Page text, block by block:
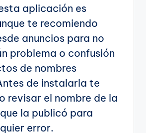
aplicación es
te recomiendo
anuncios para no
problema o confusión
de nombres
de instalarla te
revisar el nombre de la
la publicó para
error.